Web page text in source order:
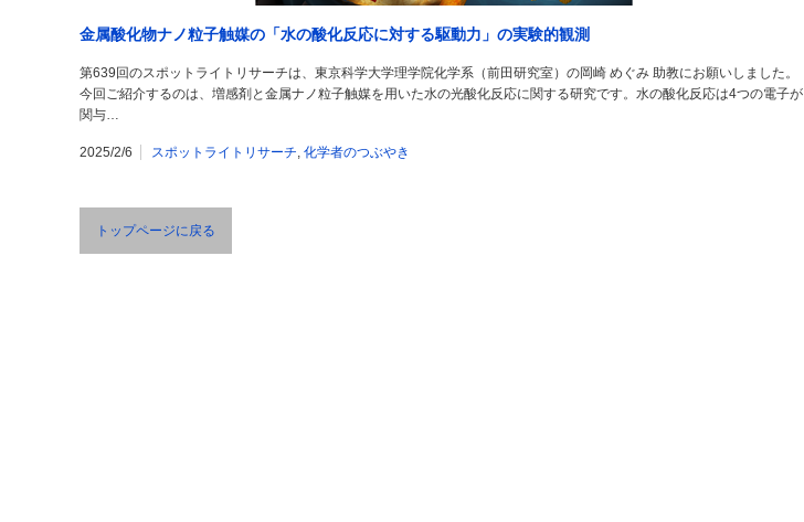
金属酸化物ナノ粒子触媒の「水の酸化反応に対する駆動力」の実験的観測
第639回のスポットライトリサーチは、東京科学大学理学院化学系（前田研究室）の岡崎 めぐみ 助教にお願いしました。
今回ご紹介するのは、増感剤と金属ナノ粒子触媒を用いた水の光酸化反応に関する研究です。水の酸化反応は4つの電子が
関与…
2025/2/6 スポットライトリサーチ, 化学者のつぶやき
トップページに戻る